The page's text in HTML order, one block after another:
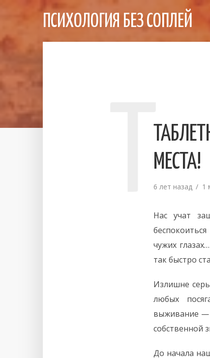
ПСИХОЛОГИЯ БЕЗ СОПЛЕЙ
МЕСТА!
6 лет назад 1
Т
Нас учат
чужих
так быстро
Излишне
любых
выживание —
собственной
До начала